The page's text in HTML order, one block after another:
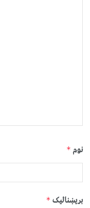
نوم *
بریښنالیک *